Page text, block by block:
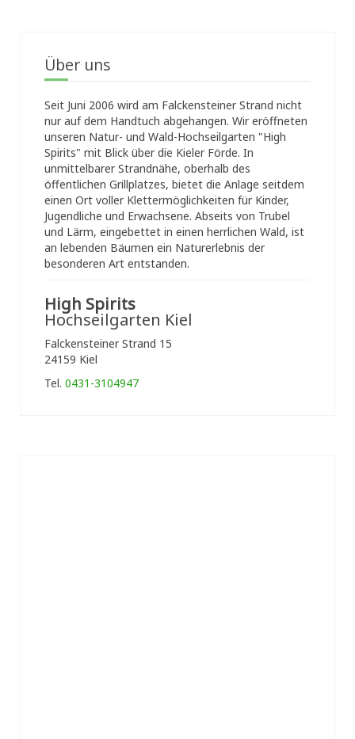
Über uns
Seit Juni 2006 wird am Falckensteiner Strand nicht
nur auf dem Handtuch abgehangen. Wir eröffneten
unseren Natur- und Wald-Hochseilgarten "High
Spirits" mit Blick über die Kieler Förde. In
unmittelbarer Strandnähe, oberhalb des
öffentlichen Grillplatzes, bietet die Anlage seitdem
einen Ort voller Klettermöglichkeiten für Kinder,
Jugendliche und Erwachsene. Abseits von Trubel
und Lärm, eingebettet in einen herrlichen Wald, ist
an lebenden Bäumen ein Naturerlebnis der
besonderen Art entstanden.
High Spirits
Hochseilgarten Kiel
Falckensteiner Strand 15
24159 Kiel
Tel. 0431-3104947